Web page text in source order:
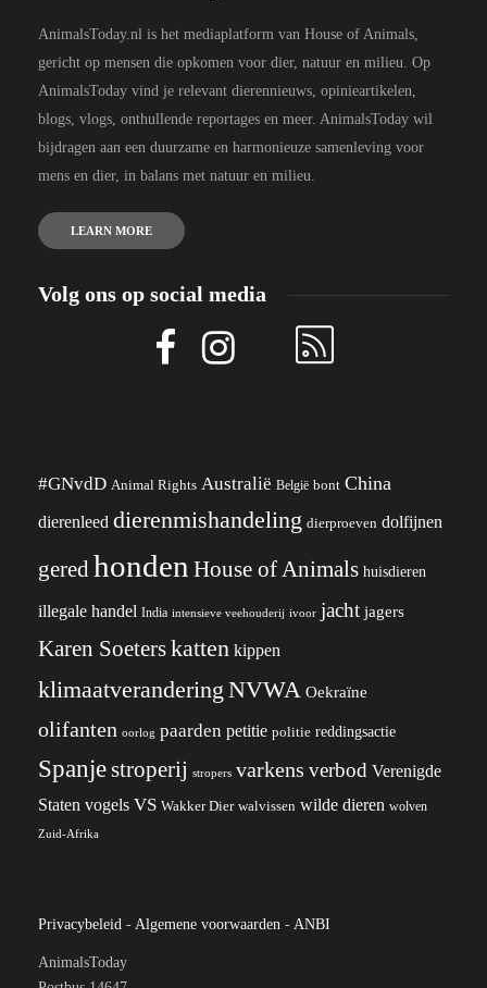
AnimalsToday.nl is het mediaplatform van House of Animals,
gericht op mensen die opkomen voor dier, natuur en milieu. Op
AnimalsToday vind je relevant dierennieuws, opinieartikelen,
blogs, vlogs, onthullende reportages en meer. AnimalsToday wil
bijdragen aan een duurzame en harmonieuze samenleving voor
mens en dier, in balans met natuur en milieu.
LEARN MORE
Volg ons op social media
#GNvdD Animal Rights Australië België bont China
dierenleed dierenmishandeling dierproeven dolfijnen
geredhonden House of Animals huisdieren
illegale handel India intensieve veehouderij ivoor jacht jagers
Karen Soeterskatten kippen
klimaatverandering NVWA Oekraïne
olifanten oorlog paarden petitie politie reddingsactie
Spanjestroperij stropers varkens verbod Verenigde
Staten vogels VS Wakker Dier walvissen wilde dieren wolven
Zuid-Afrika
Privacybeleid - Algemene voorwaarden - ANBI
AnimalsToday